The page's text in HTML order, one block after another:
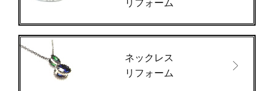
リフォーム
ネックレス
リフォーム